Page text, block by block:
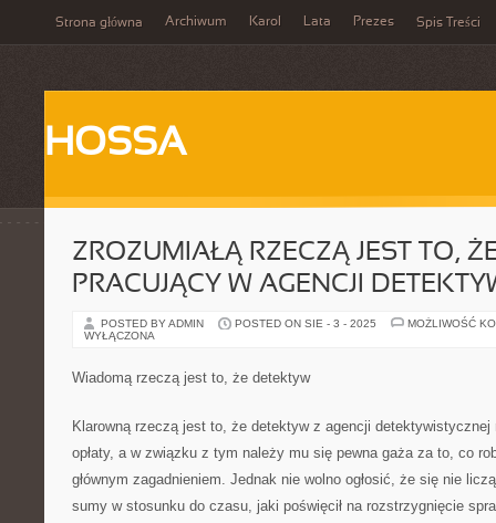
Strona główna Archiwum Karol Lata Prezes Spis Treści
HOSSA
ZROZUMIAŁĄ RZECZĄ JEST TO,
PRACUJĄCY W AGENCJI
POSTED BY ADMIN POSTED ON SIE - 3 - 2025
MOŻLIWOŚĆ
WYŁĄCZONA
Wiadomą rzeczą jest to, że detektyw
Klarowną rzeczą jest to, że detektyw z agencji
opłaty, a w związku z tym należy mu się pewna gaża za to, co
głównym zagadnieniem. Jednak nie wolno ogłosić, że się nie
sumy w stosunku do czasu, jaki poświęcił na rozstrzygnięcie